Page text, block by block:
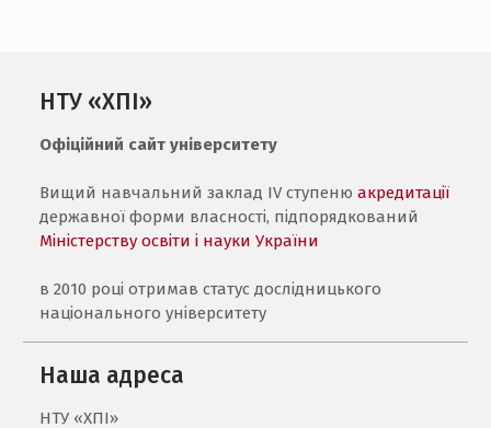
НТУ «ХПІ»
Офіційний сайт університету
Вищий навчальний заклад IV ступенюакредитації
державної форми власності, підпорядкований
Міністерству освіти і науки України
в 2010 році отримав статус дослідницького
національного університету
Наша адреса
НТУ «ХПI»